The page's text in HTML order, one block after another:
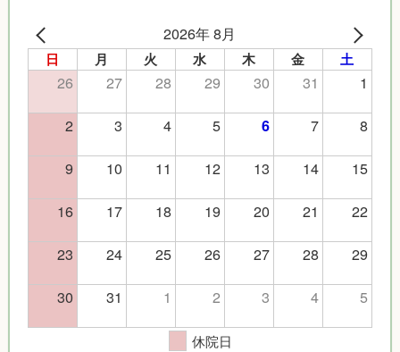
2026年 8月
日 月 火 水 木 金 土
26 27 28 29 30 31
1
2
3 4 5 6 7
8
9
10 11 12 13 14
15
16
17 18 19 20 21
22
23
24 25 26 27 28
29
30
31 1 2 3 4 5
休院日